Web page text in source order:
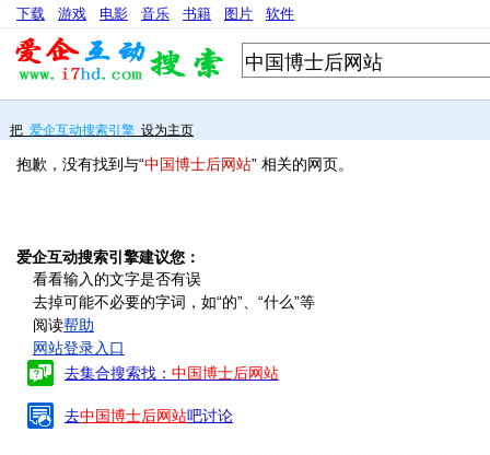
下载 游戏 电影 音乐 书籍 图片 软件
把 爱企互动搜索引擎 设为主页
抱歉，没有找到与“中国博士后网站” 相关的网页。
爱企互动搜索引擎建议您：
看看输入的文字是否有误
去掉可能不必要的字词，如“的”、“什么”等
阅读帮助
网站登录入口
去集合搜索找： 中国博士后网站
去中国博士后网站吧讨论